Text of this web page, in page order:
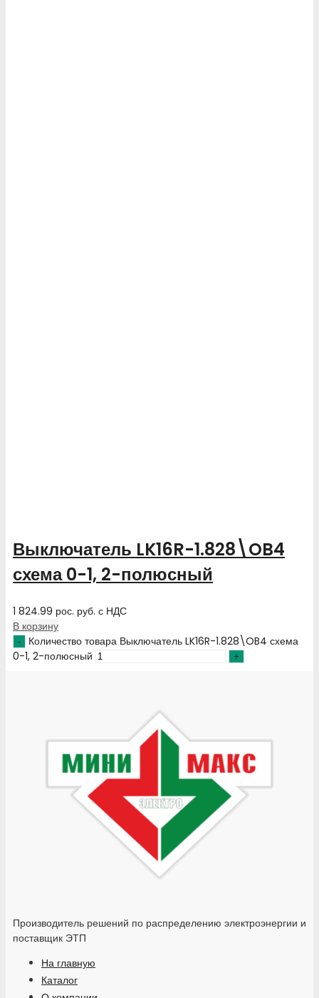
Выключатель LK16R-1.828\OB4
схема 0-1, 2-полюсный
1 824.99 рос. руб. с НДС
В корзину
Количество товара Выключатель LK16R-1.828\OB4 схема
0-1, 2-полюсный
Производитель решений по распределению электроэнергии и
поставщик ЭТП
На главную
Каталог